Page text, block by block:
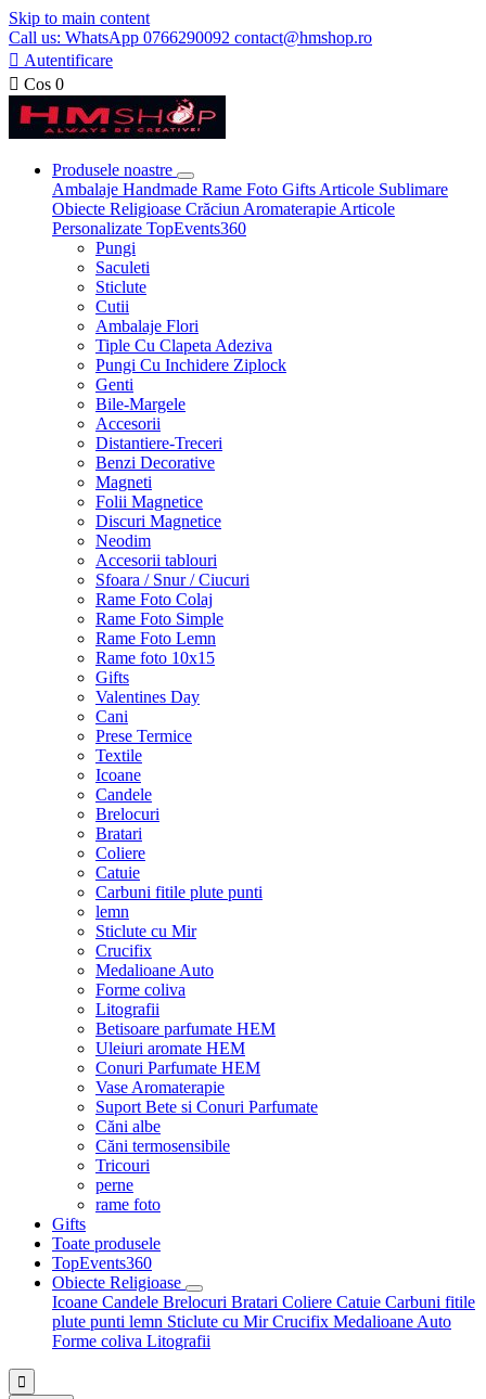
Skip to main content
Call us: WhatsApp 0766290092 contact@hmshop.ro
 Autentificare
 Cos 0
Produsele noastre
Ambalaje Handmade Rame Foto Gifts Articole Sublimare
Obiecte Religioase Crăciun Aromaterapie Articole
Personalizate TopEvents360
Pungi
Saculeti
Sticlute
Cutii
Ambalaje Flori
Tiple Cu Clapeta Adeziva
Pungi Cu Inchidere Ziplock
Genti
Bile-Margele
Accesorii
Distantiere-Treceri
Benzi Decorative
Magneti
Folii Magnetice
Discuri Magnetice
Neodim
Accesorii tablouri
Sfoara / Snur / Ciucuri
Rame Foto Colaj
Rame Foto Simple
Rame Foto Lemn
Rame foto 10x15
Gifts
Valentines Day
Cani
Prese Termice
Textile
Icoane
Candele
Brelocuri
Bratari
Coliere
Catuie
Carbuni fitile plute punti
lemn
Sticlute cu Mir
Crucifix
Medalioane Auto
Forme coliva
Litografii
Betisoare parfumate HEM
Uleiuri aromate HEM
Conuri Parfumate HEM
Vase Aromaterapie
Suport Bete si Conuri Parfumate
Căni albe
Căni termosensibile
Tricouri
perne
rame foto
Gifts
Toate produsele
TopEvents360
Obiecte Religioase
Icoane Candele Brelocuri Bratari Coliere Catuie Carbuni fitile
plute punti lemn Sticlute cu MirCrucifix Medalioane Auto
Forme coliva Litografii
